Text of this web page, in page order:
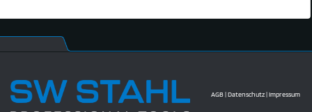
AGB|Datenschutz|Impressum